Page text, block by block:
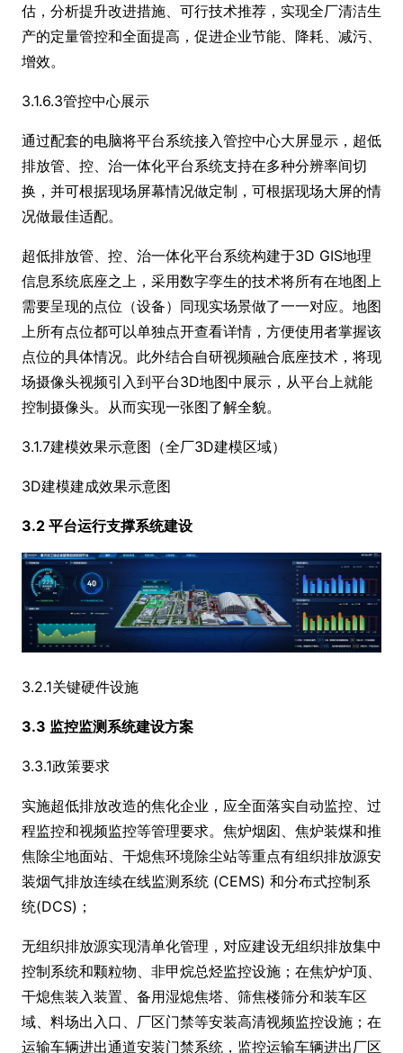
估，分析提升改进措施、可行技术推荐，实现全厂清洁生
产的定量管控和全面提高，促进企业节能、降耗、减污、
增效。
3.1.6.3管控中心展示
通过配套的电脑将平台系统接入管控中心大屏显示，超低
排放管、控、治一体化平台系统支持在多种分辨率间切
换，并可根据现场屏幕情况做定制，可根据现场大屏的情
况做最佳适配。
超低排放管、控、治一体化平台系统构建于3D GIS地理
信息系统底座之上，采用数字孪生的技术将所有在地图上
需要呈现的点位（设备）同现实场景做了一一对应。地图
上所有点位都可以单独点开查看详情，方便使用者掌握该
点位的具体情况。此外结合自研视频融合底座技术，将现
场摄像头视频引入到平台3D地图中展示，从平台上就能
控制摄像头。从而实现一张图了解全貌。
3.1.7建模效果示意图（全厂3D建模区域）
3D建模建成效果示意图
3.2 平台运行支撑系统建设
3.2.1关键硬件设施
3.3 监控监测系统建设方案
3.3.1政策要求
实施超低排放改造的焦化企业，应全面落实自动监控、过
程监控和视频监控等管理要求。焦炉烟囱、焦炉装煤和推
焦除尘地面站、干熄焦环境除尘站等重点有组织排放源安
装烟气排放连续在线监测系统 (CEMS) 和分布式控制系
统(DCS)；
无组织排放源实现清单化管理，对应建设无组织排放集中
控制系统和颗粒物、非甲烷总烃监控设施；在焦炉炉顶、
干熄焦装入装置、备用湿熄焦塔、筛焦楼筛分和装车区
域、料场出入口、厂区门禁等安装高清视频监控设施；在
运输车辆进出通道安装门禁系统，监控运输车辆进出厂区